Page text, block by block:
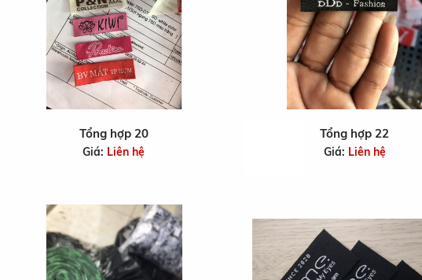
Tổng hợp 20
Giá: Liên hệ
Tổng hợp 22
Giá: Liên hệ